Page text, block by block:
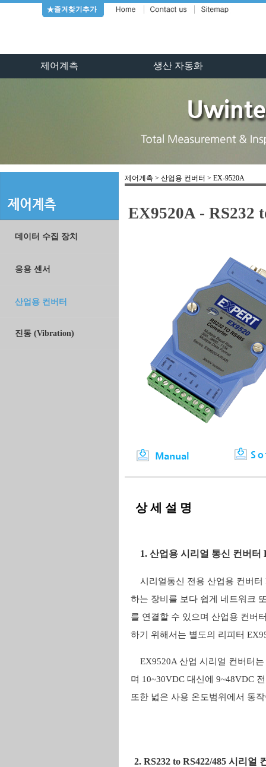
제어계측 생산 자동화
데이터 수집 장치
응용 센서
산업용 컨버터
진동 (Vibration)
제어계측 > 산업용 컨버터 > EX-9520A
EX9520A - RS232
상 세 설 명
1. 산업용 시리얼 통신 컨버터
시리얼통신 전용 산업용 컨버터
하는 장비를 보다 쉽게 네트워크
를 연결할 수 있으며 산업용 컨버
하기 위해서는 별도의 리피터
EX9520A 산업 시리얼 컨버터는
며 10~30VDC 대신에 9~48VDC
또한 넓은 사용 온도범위에서 동
2. RS232 to RS422/485 시리얼